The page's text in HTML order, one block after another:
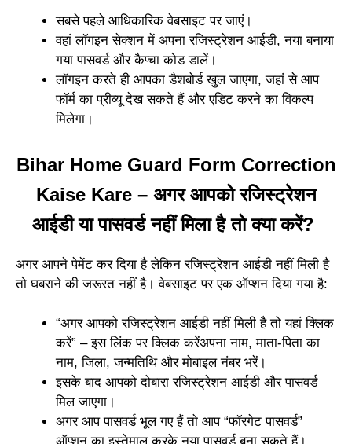
सबसे पहले आधिकारिक वेबसाइट पर जाएं।
वहां लॉगइन सेक्शन में अपना रजिस्ट्रेशन आईडी, नया बनाया
गया पासवर्ड और कैप्चा कोड डालें।
लॉगइन करते ही आपका डैशबोर्ड खुल जाएगा, जहां से आप
फॉर्म का प्रीव्यू देख सकते हैं और एडिट करने का विकल्प
मिलेगा।
Bihar Home Guard Form Correction
Kaise Kare – अगर आपको रजिस्ट्रेशन
आईडी या पासवर्ड नहीं मिला है तो क्या करें?
अगर आपने पेमेंट कर दिया है लेकिन रजिस्ट्रेशन आईडी नहीं मिली है
तो घबराने की जरूरत नहीं है। वेबसाइट पर एक ऑप्शन दिया गया है:
“अगर आपको रजिस्ट्रेशन आईडी नहीं मिली है तो यहां क्लिक
करें” – इस लिंक पर क्लिक करेंअपना नाम, माता-पिता का
नाम, जिला, जन्मतिथि और मोबाइल नंबर भरें।
इसके बाद आपको दोबारा रजिस्ट्रेशन आईडी और पासवर्ड
मिल जाएगा।
अगर आप पासवर्ड भूल गए हैं तो आप “फॉरगेट पासवर्ड”